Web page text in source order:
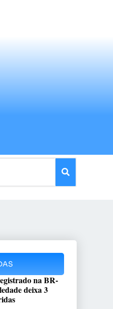
na BR-
deixa 3